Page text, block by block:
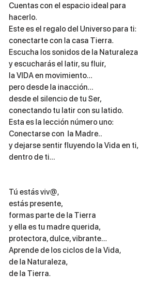
Cuentas con el espacio ideal para
hacerlo.
Este es el regalo del Universo para ti:
conectarte con la casa Tierra.
Escucha los sonidos de la Naturaleza
y escucharás el latir, su fluir,
la VIDA en movimiento...
pero desde la inacción...
desde el silencio de tu Ser,
conectando tu latir con su latido.
Esta es la lección número uno:
Conectarse con  la Madre..
y dejarse sentir fluyendo la Vida en ti,
dentro de ti...
Tú estás viv@,
estás presente,
formas parte de la Tierra
y ella es tu madre querida,
protectora, dulce, vibrante...
Aprende de los ciclos de la Vida,
de la Naturaleza,
de la Tierra.